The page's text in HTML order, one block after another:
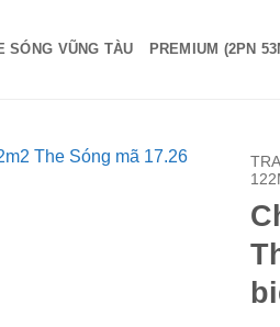
SÓNG VŨNG TÀU PREMIUM (2PN